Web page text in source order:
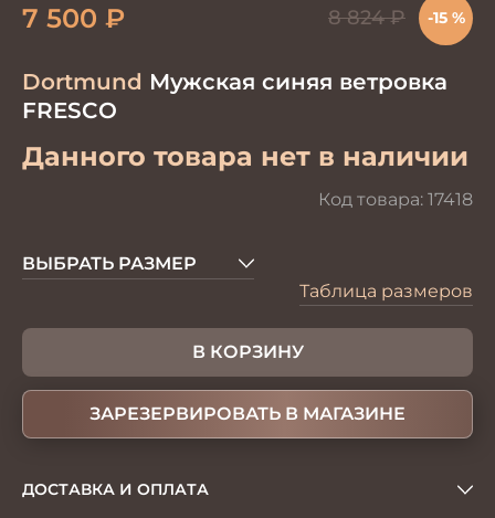
Dortmund Мужская синяя ветровка
FRESCO
Данного товара нет в наличии
Код товара: 17418
7 500 ₽ 8 824₽ -15 %
ВЫБРАТЬ РАЗМЕР
Таблица размеров
В КОРЗИНУ
ЗАРЕЗЕРВИРОВАТЬ В МАГАЗИНЕ
ДОСТАВКА И ОПЛАТА